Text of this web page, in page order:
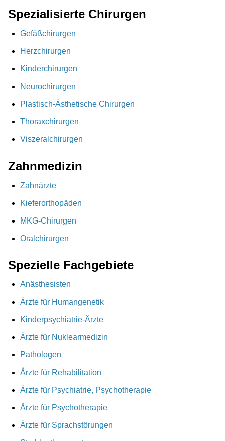
Spezialisierte Chirurgen
Gefäßchirurgen
Herzchirurgen
Kinderchirurgen
Neurochirurgen
Plastisch-Ästhetische Chirurgen
Thoraxchirurgen
Viszeralchirurgen
Zahnmedizin
Zahnärzte
Kieferorthopäden
MKG-Chirurgen
Oralchirurgen
Spezielle Fachgebiete
Anästhesisten
Ärzte für Humangenetik
Kinderpsychiatrie-Ärzte
Ärzte für Nuklearmedizin
Pathologen
Ärzte für Rehabilitation
Ärzte für Psychiatrie, Psychotherapie
Ärzte für Psychotherapie
Ärzte für Sprachstörungen